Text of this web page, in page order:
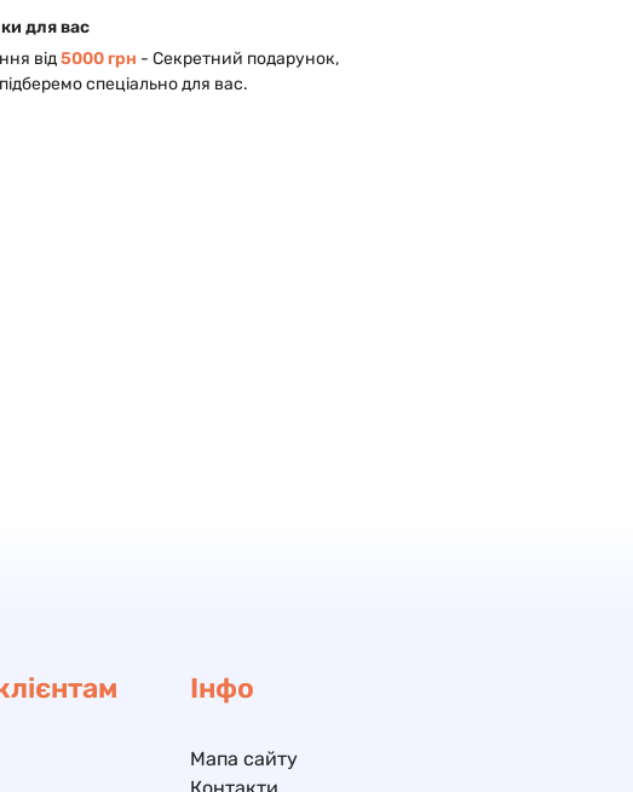
для вас
від5000 грн - Cекретний подарунок,
спеціально для вас.
Інфо
Мапа сайту